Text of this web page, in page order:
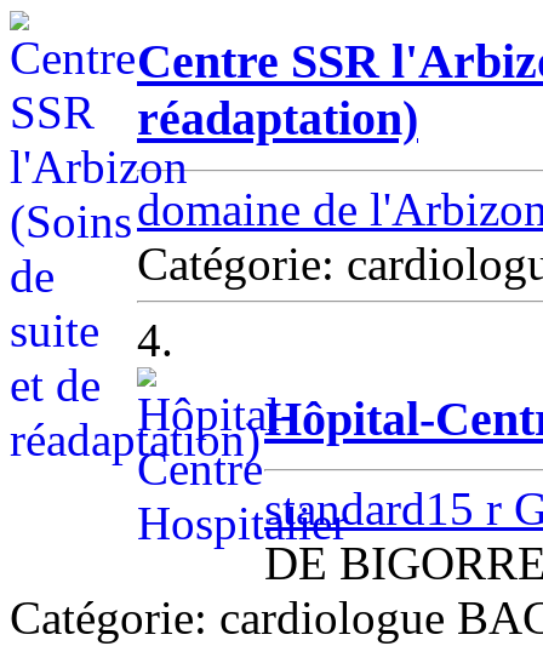
Centre SSR
réadaptation)
domaine de
Catégorie:
4.
Hôpital-
standard15 r
DE
Catégorie: cardiologue